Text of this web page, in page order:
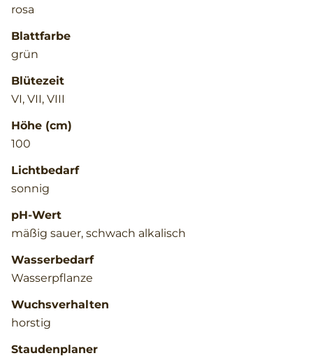
rosa
Blattfarbe
grün
Blütezeit
VI, VII, VIII
Höhe (cm)
100
Lichtbedarf
sonnig
pH-Wert
mäßig sauer, schwach alkalisch
Wasserbedarf
Wasserpflanze
Wuchsverhalten
horstig
Staudenplaner